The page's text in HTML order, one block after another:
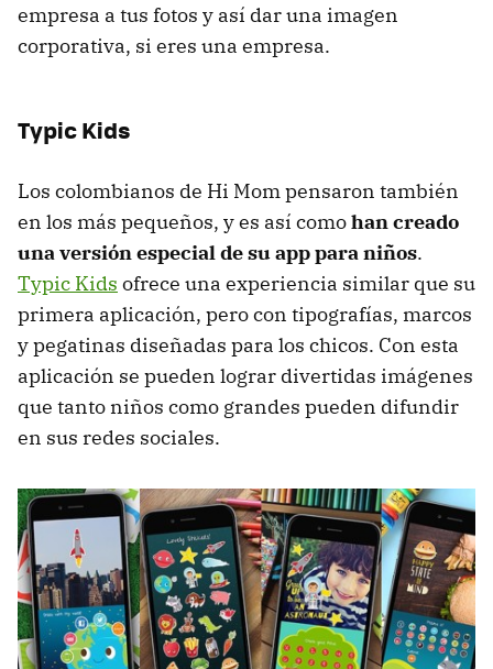
empresa a tus fotos y así dar una imagen
corporativa, si eres una empresa.
Typic Kids
Los colombianos de Hi Mom pensaron también
en los más pequeños, y es así comohan creado
una versión especial de su app para niños.
Typic Kids ofrece una experiencia similar que su
primera aplicación, pero con tipografías, marcos
y pegatinas diseñadas para los chicos. Con esta
aplicación se pueden lograr divertidas imágenes
que tanto niños como grandes pueden difundir
en sus redes sociales.